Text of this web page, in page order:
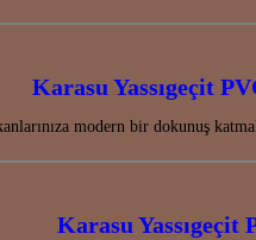
Karasu Yassıgeçit
modern bir dokunuş
Karasu Yassıgeçit